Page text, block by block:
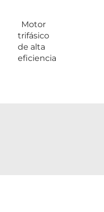
Motor
trifásico
de alta
eficiencia